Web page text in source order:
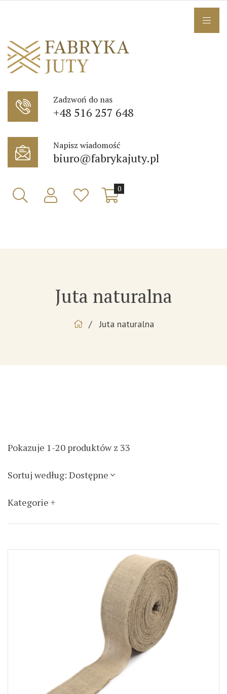
Zadzwoń do nas
+48 516 257 648
Napisz wiadomość
biuro@fabrykajuty.pl
0
Juta naturalna
Juta naturalna
Kategorie
Sortuj według: Dostępne
Pokazuje 1-20 produktów z 33